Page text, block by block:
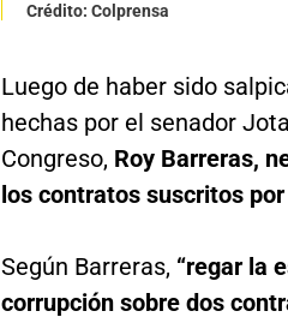
Crédito: Colprensa
Luego de haber sido
hechas por el senador
Congreso, Roy Barreras,
los contratos suscritos
Según Barreras, “regar la
corrupción sobre dos